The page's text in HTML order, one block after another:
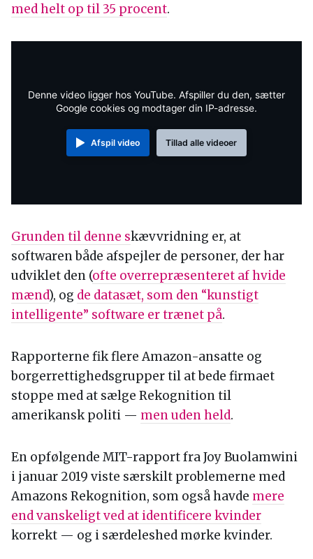
med helt op til 35 procent.
Denne video ligger hos YouTube. Afspiller du den, sætter
Google cookies og modtager din IP-adresse.
Afspil video Tillad alle videoer
Grunden til denne skævvridning er, at
softwaren både afspejler de personer, der har
udviklet den (ofte overrepræsenteret af hvide
mænd), og de datasæt, som den “kunstigt
intelligente” software er trænet på.
Rapporterne fik flere Amazon-ansatte og
borgerrettighedsgrupper til at bede firmaet
stoppe med at sælge Rekognition til
amerikansk politi — men uden held.
En opfølgende MIT-rapport fra Joy Buolamwini
i januar 2019 viste særskilt problemerne med
Amazons Rekognition, som også havde mere
end vanskeligt ved at identificere kvinder
korrekt — og i særdeleshed mørke kvinder.